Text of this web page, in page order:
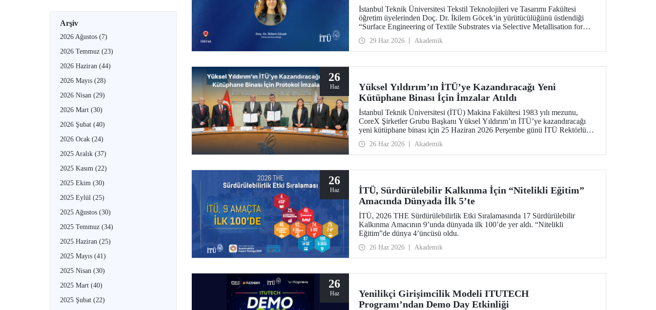
Arşiv
2026 Ağustos (7)
2026 Temmuz (23)
2026 Haziran (44)
2026 Mayıs (28)
2026 Nisan (29)
2026 Mart (30)
2026 Şubat (40)
2026 Ocak (24)
2025 Aralık (37)
2025 Kasım (22)
2025 Ekim (30)
2025 Eylül (25)
2025 Ağustos (30)
2025 Temmuz (34)
2025 Haziran (25)
2025 Mayıs (41)
2025 Nisan (30)
2025 Mart (40)
2025 Şubat (22)
İstanbul Teknik Üniversitesi Tekstil Teknolojileri ve Tasarımı Fakültesi
öğretim üyelerinden Doç. Dr. İkilem Göcek’in yürütücülüğünü üstlendiği
“Surface Engineering of Textile Substrates via Selective Metallisation for
TÜBİTAK 2219 programı kapsamında destek almaya hak kazandı.
29 Haz 2026 Akademik
26
Haz
Yüksel Yıldırım’ın İTÜ’ye Kazandıracağı Yeni
Kütüphane Binası İçin İmzalar Atıldı
İstanbul Teknik Üniversitesi (İTÜ) Makina Fakültesi 1983 yılı mezunu,
CoreX Şirketler Grubu Başkanı Yüksel Yıldırım’ın İTÜ’ye kazandıracağı
yeni kütüphane binası için 25 Haziran 2026 Perşembe günü İTÜ Rektörlük
26 Haz 2026 Akademik
26
Haz
İTÜ, Sürdürülebilir Kalkınma İçin “Nitelikli Eğitim”
Amacında Dünyada İlk 5’te
İTÜ, 2026 THE Sürdürülebilirlik Etki Sıralamasında 17 Sürdürülebilir
Kalkınma Amacının 9’unda dünyada ilk 100’de yer aldı. “Nitelikli
Eğitim”de dünya 4’üncüsü oldu.
26 Haz 2026 Akademik
26
Haz
Yenilikçi Girişimcilik Modeli ITUTECH
Programı’ndan Demo Day Etkinliği